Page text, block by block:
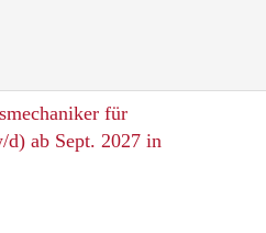
für
d) ab Sept. 2027 in